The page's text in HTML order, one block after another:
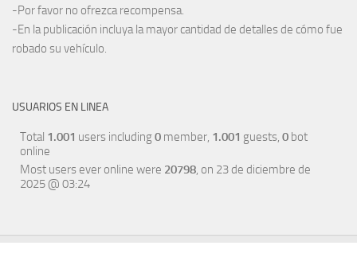
-Por favor no ofrezca recompensa.
-En la publicación incluya la mayor cantidad de detalles de cómo fue
robado su vehículo.
USUARIOS EN LINEA
Total 1.001 users including0 member, 1.001 guests, 0 bot
online
Most users ever online were 20798, on 23 de diciembre de
2025 @ 03:24